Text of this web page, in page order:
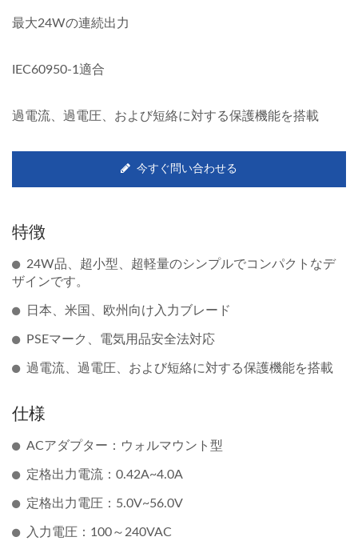
最大24Wの連続出力
IEC60950-1適合
過電流、過電圧、および短絡に対する保護機能を搭載
今すぐ問い合わせる
特徴
24W品、超小型、超軽量のシンプルでコンパクトなデ
ザインです。
日本、米国、欧州向け入力ブレード
PSEマーク、電気用品安全法対応
過電流、過電圧、および短絡に対する保護機能を搭載
仕様
ACアダプター：ウォルマウント型
定格出力電流：0.42A~4.0A
定格出力電圧：5.0V~56.0V
入力電圧：100～240VAC